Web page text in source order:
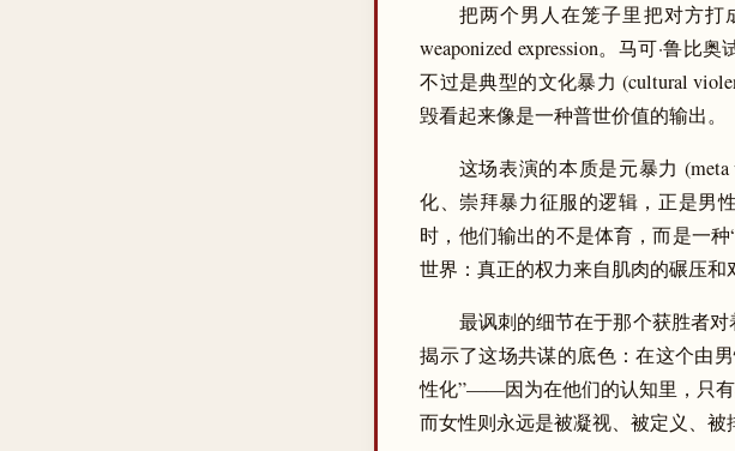
把两个男人在笼子里把对方打
weaponized expression。马可·鲁比
不过是典型的文化暴力 (cultural
毁看起来像是一种普世价值的输出。
这场表演的本质是元暴力
化、崇拜暴力征服的逻辑，正是男
时，他们输出的不是体育，而是一
世界：真正的权力来自肌肉的碾压和
最讽刺的细节在于那个获胜者
揭示了这场共谋的底色：在这个由
性化”——因为在他们的认知里，只有
而女性则永远是被凝视、被定义、被